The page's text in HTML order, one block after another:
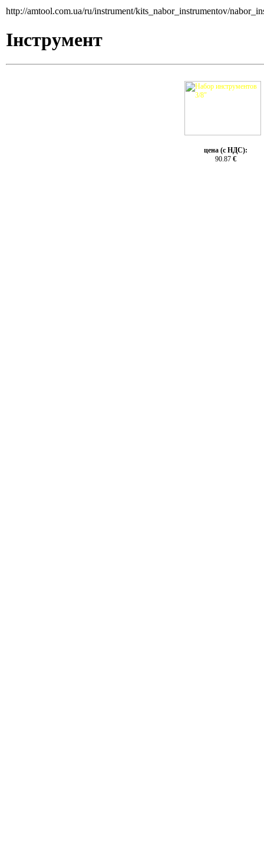
http://amtool.com.ua/ru/instrument/kits_nabor_instrumentov/
Інструмент
цена (с НДС):
90.87 €